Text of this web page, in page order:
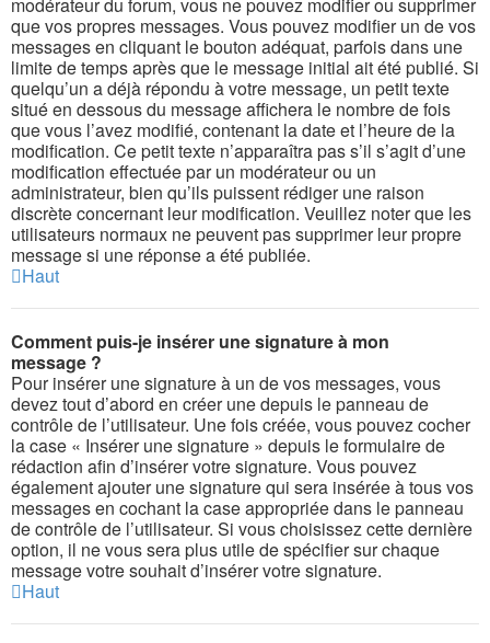
modérateur du forum, vous ne pouvez modifier ou supprimer
que vos propres messages. Vous pouvez modifier un de vos
messages en cliquant le bouton adéquat, parfois dans une
limite de temps après que le message initial ait été publié. Si
quelqu’un a déjà répondu à votre message, un petit texte
situé en dessous du message affichera le nombre de fois
que vous l’avez modifié, contenant la date et l’heure de la
modification. Ce petit texte n’apparaîtra pas s’il s’agit d’une
modification effectuée par un modérateur ou un
administrateur, bien qu’ils puissent rédiger une raison
discrète concernant leur modification. Veuillez noter que les
utilisateurs normaux ne peuvent pas supprimer leur propre
message si une réponse a été publiée.
Haut
Comment puis-je insérer une signature à mon
message ?
Pour insérer une signature à un de vos messages, vous
devez tout d’abord en créer une depuis le panneau de
contrôle de l’utilisateur. Une fois créée, vous pouvez cocher
la case « Insérer une signature » depuis le formulaire de
rédaction afin d’insérer votre signature. Vous pouvez
également ajouter une signature qui sera insérée à tous vos
messages en cochant la case appropriée dans le panneau
de contrôle de l’utilisateur. Si vous choisissez cette dernière
option, il ne vous sera plus utile de spécifier sur chaque
message votre souhait d’insérer votre signature.
Haut